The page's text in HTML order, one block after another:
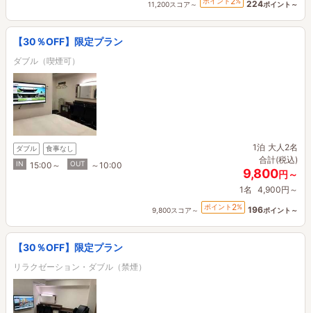
11,200スコア～ 224ポイント～
【30％OFF】限定プラン
ダブル（喫煙可）
ダブル
食事なし
IN
15:00～ OUT ～10:00
1泊 大人2名
合計(税込)
9,800円～
1名 4,900円～
9,800スコア～ ポイント 2% 196ポイント～
【30％OFF】限定プラン
リラクゼーション・ダブル（禁煙）